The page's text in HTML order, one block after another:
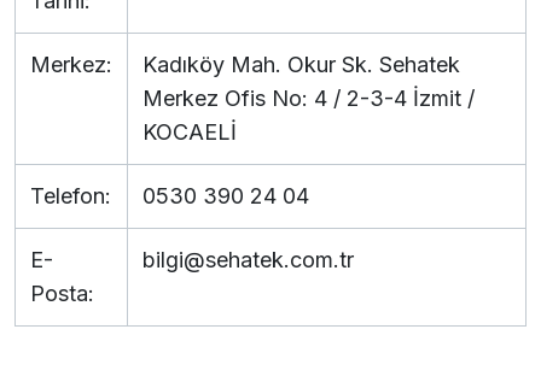
Merkez:
Kadıköy Mah. Okur Sk. Sehatek
Merkez Ofis No: 4 / 2-3-4 İzmit /
KOCAELİ
Telefon: 0530 390 24 04
E-
Posta:
bilgi@sehatek.com.tr